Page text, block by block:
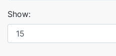
Show: